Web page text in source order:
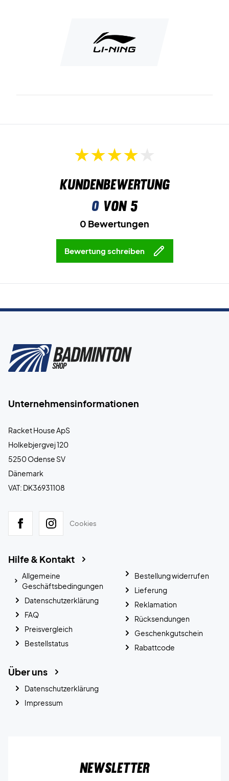
Kundenbewertung
0von 5
0 Bewertungen
Bewertung schreiben
Unternehmensinformationen
Racket House ApS
Holkebjergvej 120
5250 Odense SV
Dänemark
VAT: DK36931108
Cookies
Hilfe & Kontakt
Allgemeine
Geschäftsbedingungen
Datenschutzerklärung
FAQ
Preisvergleich
Bestellstatus
Bestellung widerrufen
Lieferung
Reklamation
Rücksendungen
Geschenkgutschein
Rabattcode
Über uns
Datenschutzerklärung
Impressum
Newsletter